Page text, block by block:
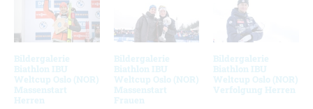
Bildergalerie
Biathlon IBU
Weltcup Oslo (NOR)
Massenstart
Herren
Bildergalerie
Biathlon IBU
Weltcup Oslo (NOR)
Massenstart
Frauen
Bildergalerie
Biathlon IBU
Weltcup Oslo (NOR)
Verfolgung Herren